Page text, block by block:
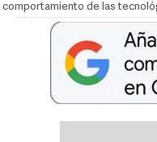
comportamiento de las